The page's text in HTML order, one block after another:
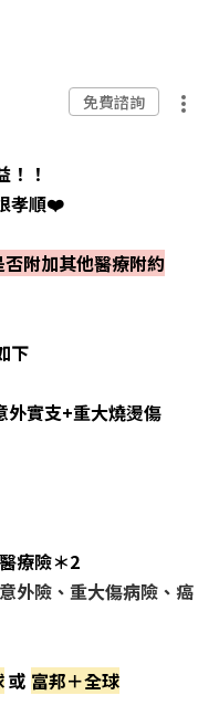
免費諮詢
！！
孝順❤️
附加其他醫療附約
下
外實支+重大燒燙傷
療險＊2
外險、重大傷病險、癌
或 富邦＋全球